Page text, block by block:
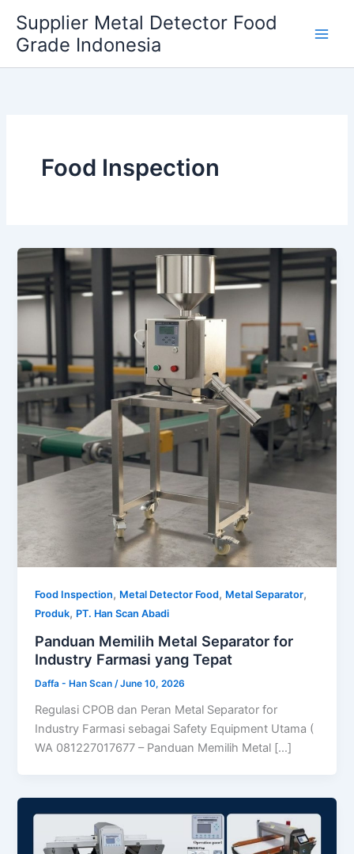
content
Supplier Metal Detector Food
Grade Indonesia
Food Inspection
Food Inspection, Metal Detector Food, Metal Separator,
Produk, PT. Han Scan Abadi
Panduan Memilih Metal Separator for
Industry Farmasi yang Tepat
Daffa - Han Scan /June 10, 2026
Regulasi CPOB dan Peran Metal Separator for
Industry Farmasi sebagai Safety Equipment Utama (
WA 081227017677 – Panduan Memilih Metal […]